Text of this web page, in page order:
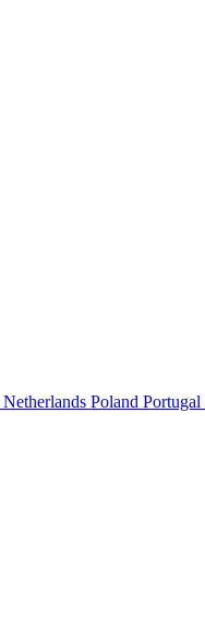
Netherlands Poland Portugal